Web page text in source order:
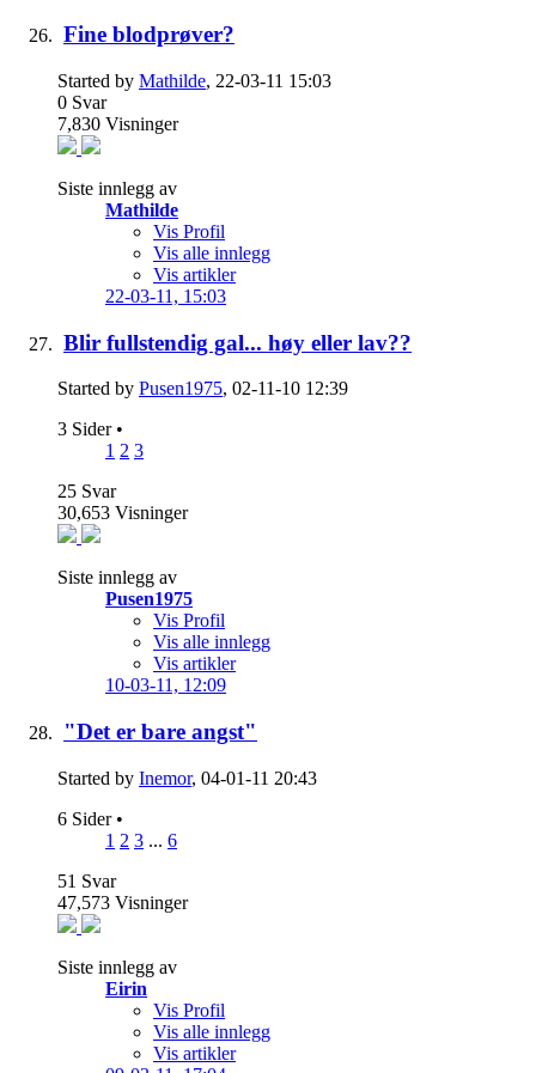
Fine blodprøver?
Started by Mathilde, 22-03-11 15:03
0 Svar
7,830 Visninger
Siste innlegg av
Mathilde
Vis Profil
Vis alle innlegg
Vis artikler
22-03-11, 15:03
Blir fullstendig gal... høy eller lav??
Started by Pusen1975, 02-11-10 12:39
3 Sider •
1 2 3
25 Svar
30,653 Visninger
Siste innlegg av
Pusen1975
Vis Profil
Vis alle innlegg
Vis artikler
10-03-11, 12:09
"Det er bare angst"
Started by Inemor, 04-01-11 20:43
6 Sider •
1 2 3 ... 6
51 Svar
47,573 Visninger
Siste innlegg av
Eirin
Vis Profil
Vis alle innlegg
Vis artikler